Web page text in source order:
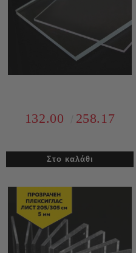
132.00 258.17